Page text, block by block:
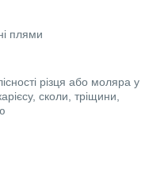
плями
різця або моляра у
сколи, тріщини,